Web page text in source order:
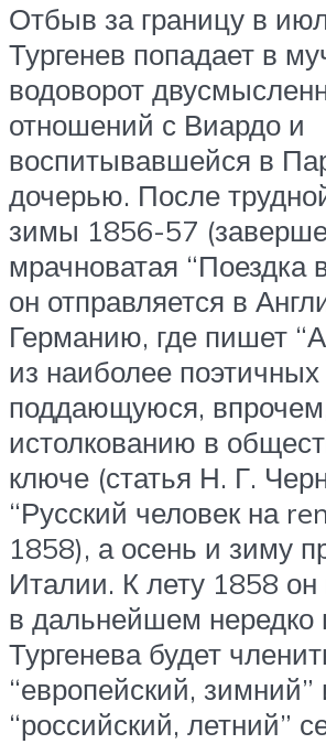
Отбыв за границу в
Тургенев попадает в
водоворот
отношений с Виардо и
воспитывавшейся в
дочерью. После
зимы 1856-57
мрачноватая “Поездка
он отправляется в
Германию, где пишет
из наиболее поэтичных
поддающуюся,
истолкованию в
ключе (статья Н. Г.
“Русский человек на
1858), а осень и зиму
Италии. К лету 1858
в дальнейшем нередко
Тургенева будет
“европейский, зимний”
“российский, летний”